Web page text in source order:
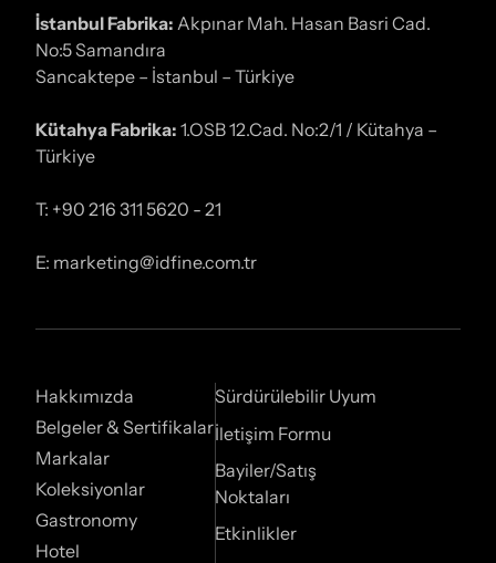
İstanbul Fabrika: Akpınar Mah. Hasan Basri Cad.
No:5 Samandıra
Sancaktepe – İstanbul – Türkiye
Kütahya Fabrika: 1.OSB 12.Cad. No:2/1 / Kütahya –
Türkiye
T: +90 216 311 5620 - 21
E: marketing@idfine.com.tr
Hakkımızda
Belgeler & Sertifikalar
Markalar
Koleksiyonlar
Gastronomy
Hotel
Sürdürülebilir Uyum
İletişim Formu
Bayiler/Satış
Noktaları
Etkinlikler